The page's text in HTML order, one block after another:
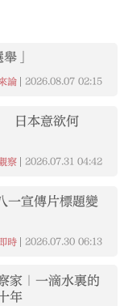
」
論 2026.08.07 02:15
日本意欲何
察 2026.07.31 04:42
一宣傳片標題變
時 2026.07.30 06:13
家｜一滴水裏的
年